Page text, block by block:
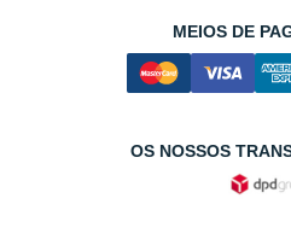
MEIOS DE
OS NOSSOS